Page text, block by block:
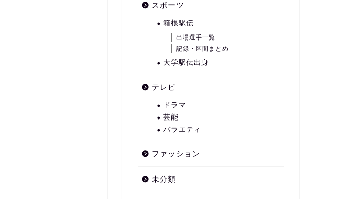
スポーツ
箱根駅伝
出場選手一覧
記録・区間まとめ
大学駅伝出身
テレビ
ドラマ
芸能
バラエティ
ファッション
未分類